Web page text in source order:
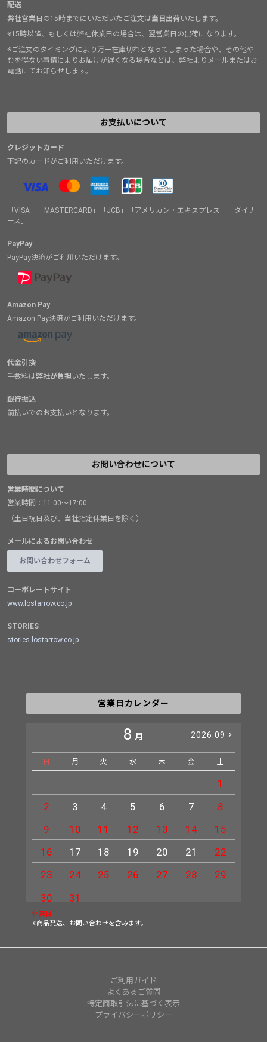
配送
弊社営業日の15時までにいただいたご注文は当日出荷いたします。
※15時以降、もしくは弊社休業日の場合は、翌営業日の出荷になります。
※ご注文のタイミングにより万一在庫切れとなってしまった場合や、その他や
むを得ない事情によりお届けが遅くなる場合などは、弊社よりメールまたはお
電話にてお知らせします。
お支払いについて
クレジットカード
下記のカードがご利用いただけます。
「VISA」「MASTERCARD」「JCB」「アメリカン・エキスプレス」「ダイナ
ース」
PayPay
PayPay決済がご利用いただけます。
Amazon Pay
Amazon Pay決済がご利用いただけます。
代金引換
手数料は弊社が負担いたします。
銀行振込
前払いでのお支払いとなります。
お問い合わせについて
営業時間について
営業時間：11:00～17:00
（土日祝日及び、当社指定休業日を除く）
メールによるお問い合わせ
お問い合わせフォーム
コーポレートサイト
www.lostarrow.co.jp
STORIES
stories.lostarrow.co.jp
営業日カレンダー
8 月 2026.09
日 月 火 水 木 金 土
1
2
3 4 5 6 7
8
9
10 11 12 13 14
15
16
17 18 19 20 21
22
23
24 25 26 27 28
29
30
31
休業日
※商品発送、お問い合わせを含みます。
ご利用ガイド
よくあるご質問
特定商取引法に基づく表示
プライバシーポリシー